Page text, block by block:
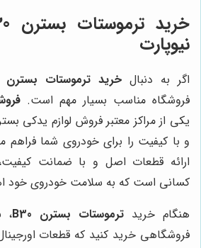
نیوپارت
اگر به دنبال خرید ترموستات بسترن B30
فروشگاه مناسب بسیار مهم است.
یکی از مراکز معتبر فروش لوازم یدکی
و با کیفیت را برای خودروی شما فراهم
ارائه قطعات اصل و با ضمانت
کسانی است که به سلامت خودروی خود
هنگام خرید ترموستات بسترن B30
،
فروشگاهی خرید کنید که قطعات